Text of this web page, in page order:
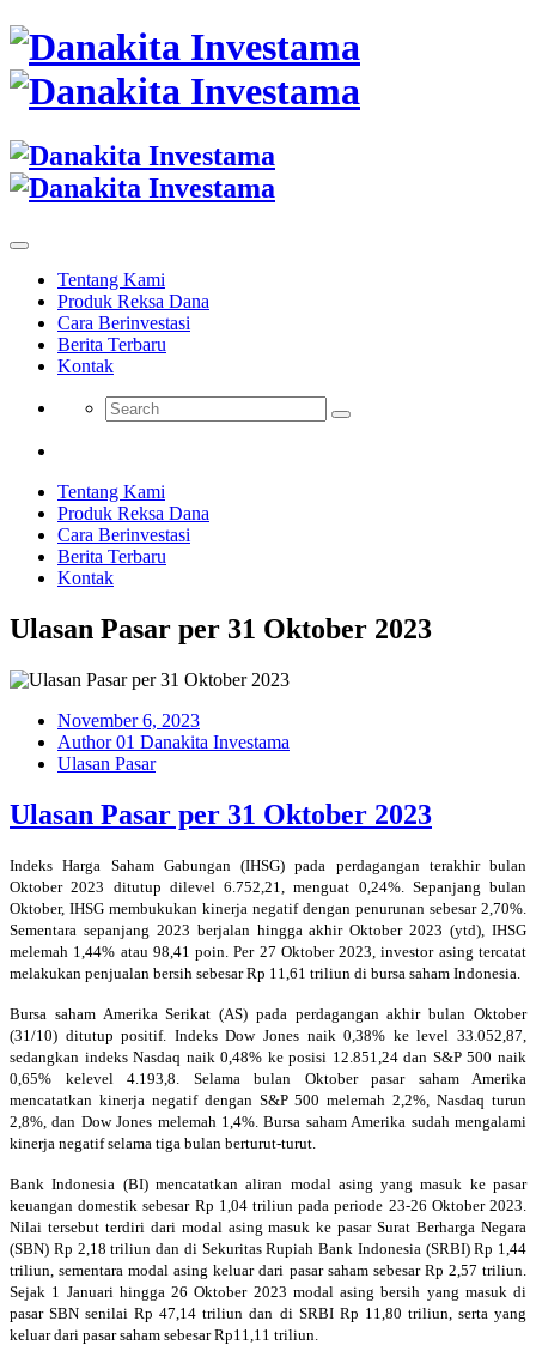
Tentang Kami
Produk Reksa Dana
Cara Berinvestasi
Berita Terbaru
Kontak
Tentang Kami
Produk Reksa Dana
Cara Berinvestasi
Berita Terbaru
Kontak
Ulasan Pasar per 31 Oktober 2023
November 6, 2023
Author 01 Danakita Investama
Ulasan Pasar
Ulasan Pasar per 31 Oktober 2023
Indeks Harga Saham Gabungan (IHSG) pada perdagangan terakhir bulan
Oktober 2023 ditutup dilevel 6.752,21, menguat 0,24%. Sepanjang bulan
Oktober, IHSG membukukan kinerja negatif dengan penurunan sebesar 2,70%.
Sementara sepanjang 2023 berjalan hingga akhir Oktober 2023 (ytd), IHSG
melemah 1,44% atau 98,41 poin. Per 27 Oktober 2023, investor asing tercatat
melakukan penjualan bersih sebesar Rp 11,61 triliun di bursa saham Indonesia.
Bursa saham Amerika Serikat (AS) pada perdagangan akhir bulan Oktober
(31/10) ditutup positif. Indeks Dow Jones naik 0,38% ke level 33.052,87,
sedangkan indeks Nasdaq naik 0,48% ke posisi 12.851,24 dan S&P 500 naik
0,65% kelevel 4.193,8. Selama bulan Oktober pasar saham Amerika
mencatatkan kinerja negatif dengan S&P 500 melemah 2,2%, Nasdaq turun
2,8%, dan Dow Jones melemah 1,4%. Bursa saham Amerika sudah mengalami
kinerja negatif selama tiga bulan berturut-turut.
Bank Indonesia (BI) mencatatkan aliran modal asing yang masuk ke pasar
keuangan domestik sebesar Rp 1,04 triliun pada periode 23-26 Oktober 2023.
Nilai tersebut terdiri dari modal asing masuk ke pasar Surat Berharga Negara
(SBN) Rp 2,18 triliun dan di Sekuritas Rupiah Bank Indonesia (SRBI) Rp 1,44
triliun, sementara modal asing keluar dari pasar saham sebesar Rp 2,57 triliun.
Sejak 1 Januari hingga 26 Oktober 2023 modal asing bersih yang masuk di
pasar SBN senilai Rp 47,14 triliun dan di SRBI Rp 11,80 triliun, serta yang
keluar dari pasar saham sebesar Rp11,11 triliun.